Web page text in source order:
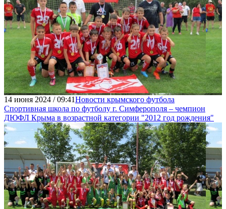
14 июня 2024 / 09:41Новости крымского футбола
Cпортивная школа по футболу г. Симферополя – чемпион
ДЮФЛ Крыма в возрастной категории "2012 год рождения"